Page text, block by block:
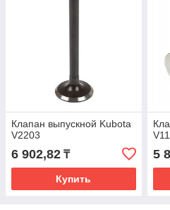
Клапан выпускной Kubota
V2203
6 902,82 ₸
Купить
5